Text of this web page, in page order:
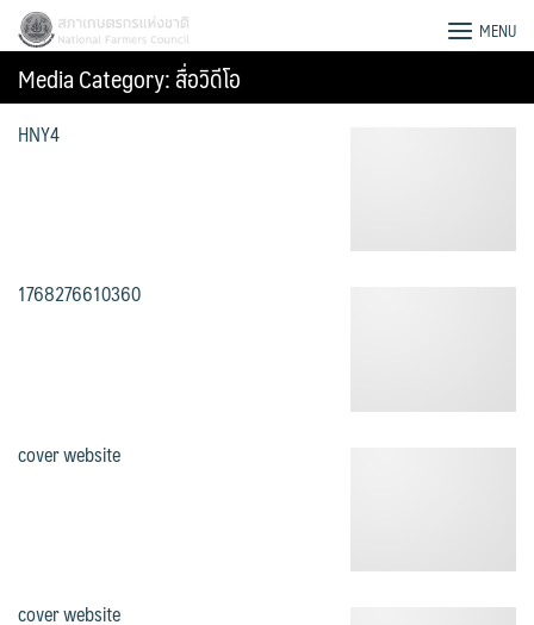
Skip
content
Search
สภาเกษตรกรแห่งชาติ MENU
Media Category:สื่อวิดีโอ
HNY4
1768276610360
cover website
cover website